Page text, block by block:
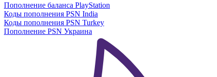
Пополнение баланса PlayStation
Коды пополнения PSN India
Коды пополнения PSN Turkey
Пополнение PSN Украина